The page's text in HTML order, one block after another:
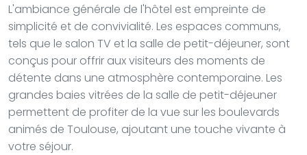
L'ambiance générale de l'hôtel est empreinte de
simplicité et de convivialité. Les espaces communs,
tels que le salon TV et la salle de petit-déjeuner, sont
conçus pour offrir aux visiteurs des moments de
détente dans une atmosphère contemporaine. Les
grandes baies vitrées de la salle de petit-déjeuner
permettent de profiter de la vue sur les boulevards
animés de Toulouse, ajoutant une touche vivante à
votre séjour.